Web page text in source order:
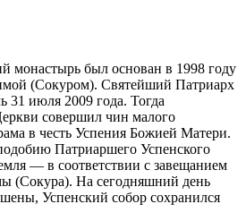
монастырь был основан в 1998 году
(Сокуром). Святейший Патриарх
31 июля 2009 года. Тогда
совершил чин малого
в честь Успения Божией Матери.
Патриаршего Успенского
— в соответствии с завещанием
(Сокура). На сегодняшний день
Успенский собор сохранился